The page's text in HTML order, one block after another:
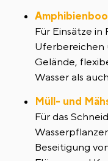
Für Einsätze in
Uferbereichen
Gelände,
Wasser als
Müll- und
Für das
Beseitigung